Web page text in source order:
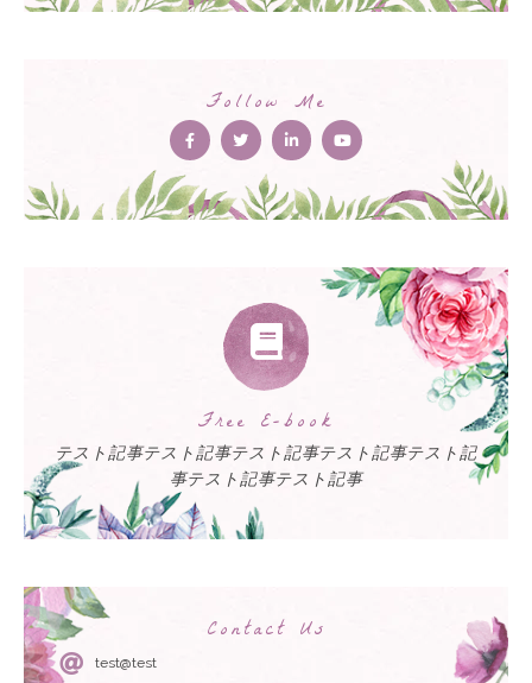
Follow Me
Free E-book
テスト記事テスト記事テスト記事テスト記事テスト記
事テスト記事テスト記事
Contact Us
test@test